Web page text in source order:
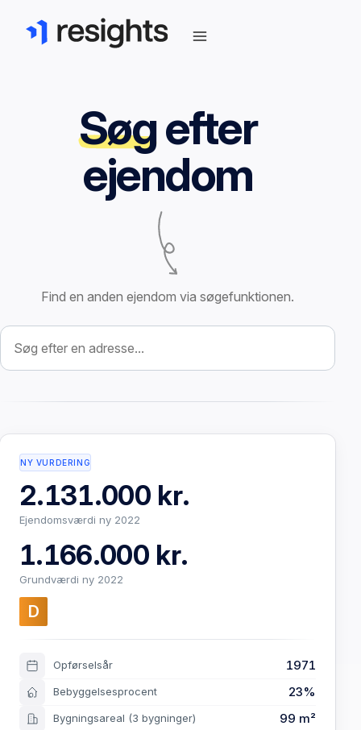
Søgefter
ejendom
Find en anden ejendom via søgefunktionen.
Søg efter ejendom
NY VURDERING
2.131.000 kr.
Ejendomsværdi ny 2022
1.166.000 kr.
Grundværdi ny 2022
D
Opførselsår 1971
Bebyggelsesprocent 23%
Bygningsareal (3 bygninger) 99 m²